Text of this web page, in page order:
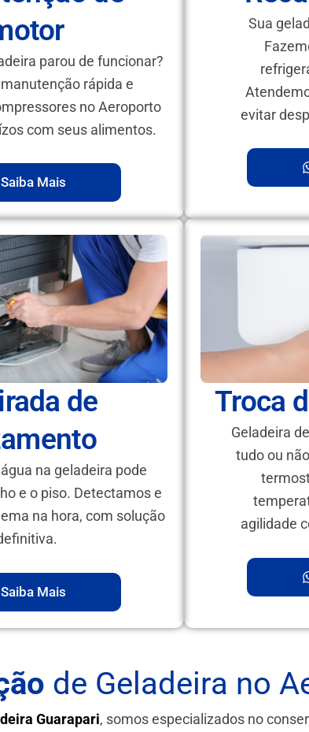
parou de funcionar?
rápida e
no Aeroporto
com seus alimentos.
Saiba Mais
Sua
evitar
de
na geladeira pode
e o piso. Detectamos e
na hora, com solução
Saiba Mais
Troca
Geladeira
tudo ou
agilidade
de Geladeira no
Guarapari, somos especializados no